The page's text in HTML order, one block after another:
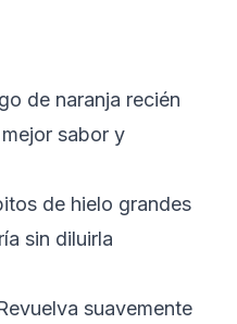
de naranja recién
sabor y
de hielo grandes
sin diluirla
suavemente